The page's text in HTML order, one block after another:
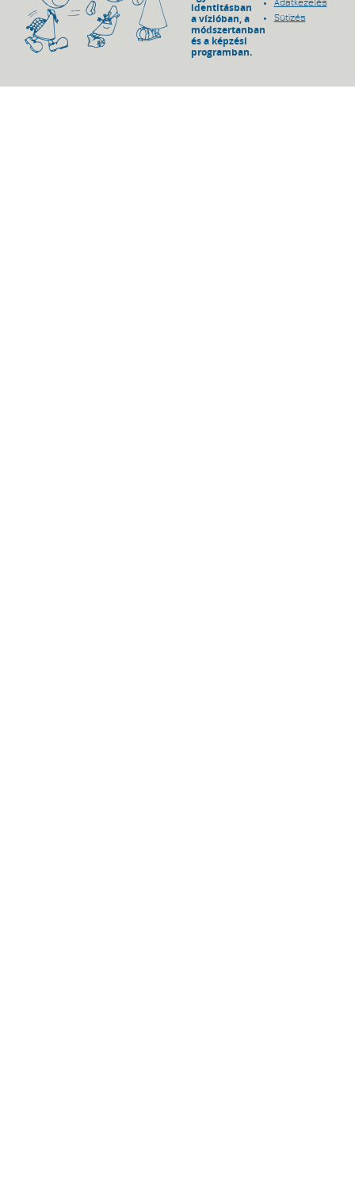
identitásban
a vízióban, a
módszertanban
és a képzési
programban.
Adatkezelés
Sütizés